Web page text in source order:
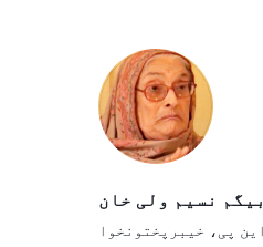
بیگم نسیم ولی خان